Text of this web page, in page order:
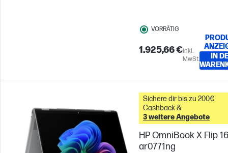
VORRÄTIG
1.925,66 €inkl.
MwSt.
IN
Sichere dir bis zu 200€
Cashback &
3 weitere Angebote
HP OmniBook X Flip
ar0771ng